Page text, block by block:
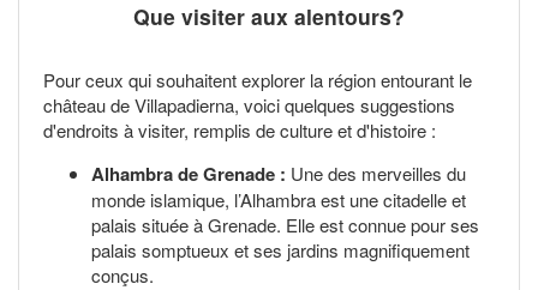
Que visiter aux alentours?
Pour ceux qui souhaitent explorer la région entourant le
château de Villapadierna, voici quelques suggestions
d'endroits à visiter, remplis de culture et d'histoire :
Alhambra de Grenade : Une des merveilles du
monde islamique, l’Alhambra est une citadelle et
palais située à Grenade. Elle est connue pour ses
palais somptueux et ses jardins magnifiquement
conçus.